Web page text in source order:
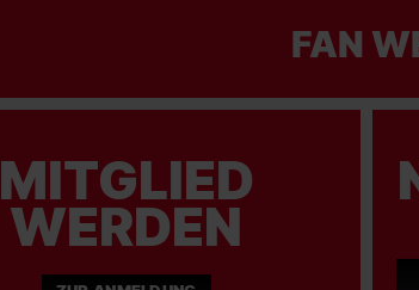
FAN
MITGLIED
WERDEN